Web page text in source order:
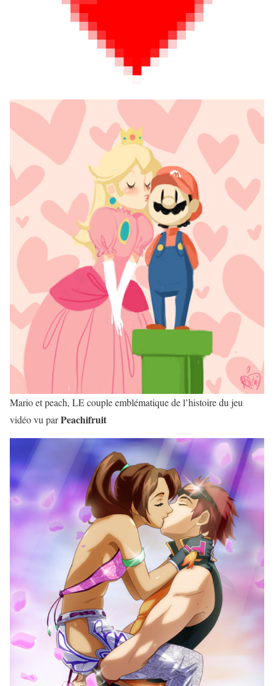
Mario et peach, LE couple emblématique de l’histoire du jeu
vidéo vu parPeachifruit